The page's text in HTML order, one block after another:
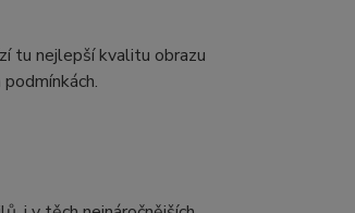
tu nejlepší kvalitu obrazu